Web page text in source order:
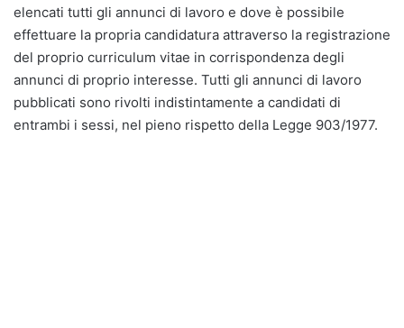
elencati tutti gli annunci di lavoro e dove è possibile
effettuare la propria candidatura attraverso la registrazione
del proprio curriculum vitae in corrispondenza degli
annunci di proprio interesse. Tutti gli annunci di lavoro
pubblicati sono rivolti indistintamente a candidati di
entrambi i sessi, nel pieno rispetto della Legge 903/1977.